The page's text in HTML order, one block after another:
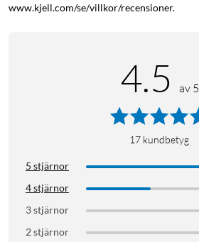
www.kjell.com/se/villkor/recensioner.
4.5 av 5
17 kundbetyg
5 stjärnor
4 stjärnor
3 stjärnor
2 stjärnor